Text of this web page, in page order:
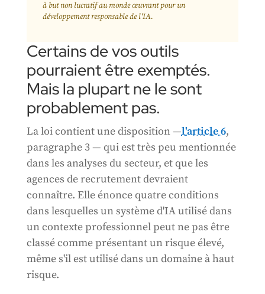
à but non lucratif au monde œuvrant pour un
développement responsable de l'IA.
Certains de vos outils
pourraient être exemptés.
Mais la plupart ne le sont
probablement pas.
La loi contient une disposition —l'article 6,
paragraphe 3 — qui est très peu mentionnée
dans les analyses du secteur, et que les
agences de recrutement devraient
connaître. Elle énonce quatre conditions
dans lesquelles un système d'IA utilisé dans
un contexte professionnel peut ne pas être
classé comme présentant un risque élevé,
même s'il est utilisé dans un domaine à haut
risque.